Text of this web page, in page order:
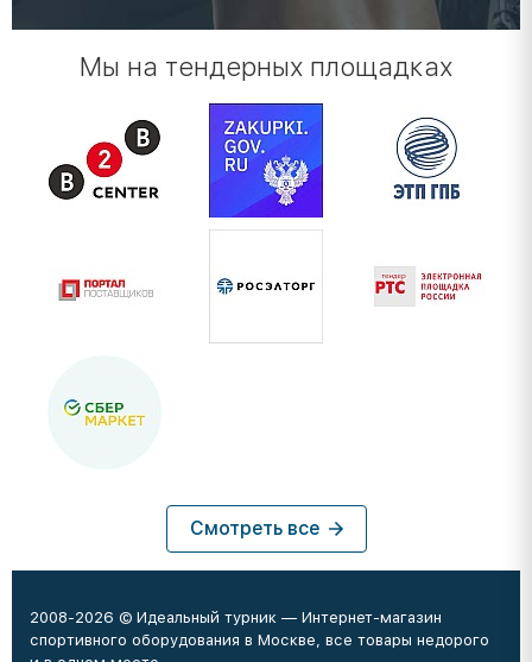
Мы на тендерных площадках
Смотреть все
2008-2026 © Идеальный турник — Интернет-магазин
спортивного оборудования в Москве, все товары недорого